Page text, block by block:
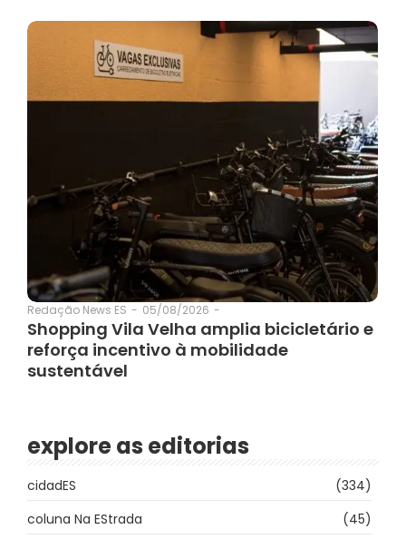
Redação News ES - 05/08/2026 -
Shopping Vila Velha amplia bicicletário e
reforça incentivo à mobilidade
sustentável
explore as editorias
cidadES
(334)
coluna Na EStrada
(45)